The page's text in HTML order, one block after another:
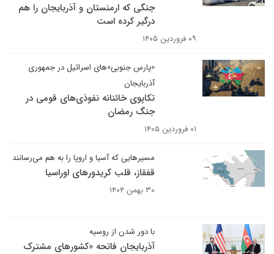
جنگی که ارمنستان و آذربایجان را هم
درگیر کرده است
۰۹ فروردین ۱۴۰۵
«پارس جنوبی»های اسرائیل در جمهوری
آذربایجان
تکاپوی خائنانه نفوذی‌های قومی در
جنگ رمضان
۰۱ فروردین ۱۴۰۵
مسیرهایی که آسیا و اروپا را به هم می‌رسانند
قفقاز، قلب کریدورهای اوراسیا
۳۰ بهمن ۱۴۰۴
با دور شدن از روسیه
آذربایجان فاتحه «کشورهای مشترک